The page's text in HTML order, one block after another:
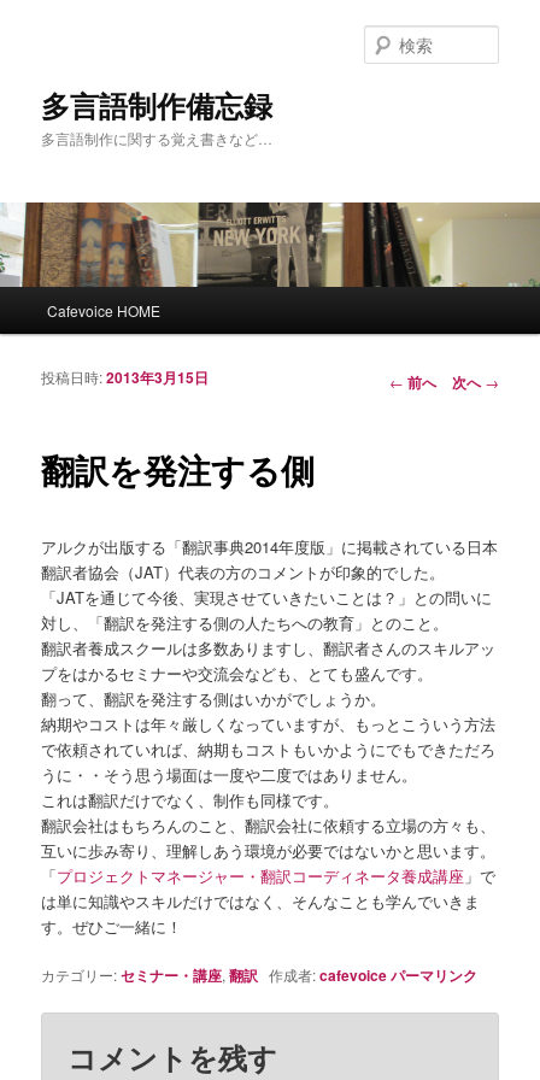
多言語制作備忘録
多言語制作に関する覚え書きなど…
索
メインコンテンツへ移動
サブコンテンツへ移動
Cafevoice HOME
投稿ナビゲーシ
← 前へ 次へ→
翻訳を発注する側
投稿日時:2013年3月15日
アルクが出版する「翻訳事典2014年度版」に掲載されている日本
翻訳者協会（JAT）代表の方のコメントが印象的でした。
「JATを通じて今後、実現させていきたいことは？」との問いに
対し、「翻訳を発注する側の人たちへの教育」とのこと。
翻訳者養成スクールは多数ありますし、翻訳者さんのスキルアッ
プをはかるセミナーや交流会なども、とても盛んです。
翻って、翻訳を発注する側はいかがでしょうか。
納期やコストは年々厳しくなっていますが、もっとこういう方法
で依頼されていれば、納期もコストもいかようにでもできただろ
うに・・そう思う場面は一度や二度ではありません。
これは翻訳だけでなく、制作も同様です。
翻訳会社はもちろんのこと、翻訳会社に依頼する立場の方々も、
互いに歩み寄り、理解しあう環境が必要ではないかと思います。
「プロジェクトマネージャー・翻訳コーディネータ養成講座 」で
は単に知識やスキルだけではなく、そんなことも学んでいきま
す。ぜひご一緒に！
カテゴリー:セミナー・講座,翻訳 作成者:cafevoiceパーマリンク
コメントを残す